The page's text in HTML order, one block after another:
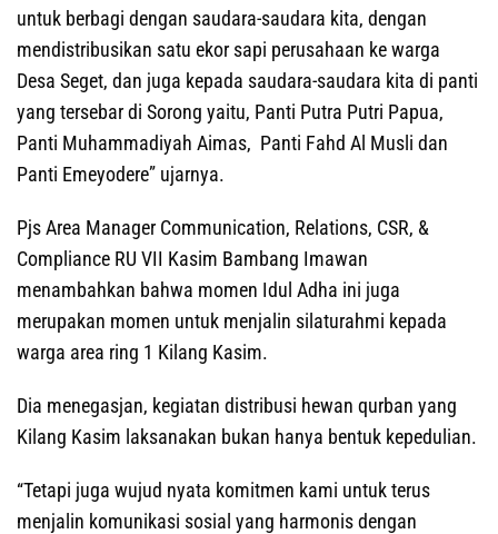
untuk berbagi dengan saudara-saudara kita, dengan
mendistribusikan satu ekor sapi perusahaan ke warga
Desa Seget, dan juga kepada saudara-saudara kita di panti
yang tersebar di Sorong yaitu, Panti Putra Putri Papua,
Panti Muhammadiyah Aimas, Panti Fahd Al Musli dan
Panti Emeyodere” ujarnya.
Pjs Area Manager Communication, Relations, CSR, &
Compliance RU VII Kasim Bambang Imawan
menambahkan bahwa momen Idul Adha ini juga
merupakan momen untuk menjalin silaturahmi kepada
warga area ring 1 Kilang Kasim.
Dia menegasjan, kegiatan distribusi hewan qurban yang
Kilang Kasim laksanakan bukan hanya bentuk kepedulian.
“Tetapi juga wujud nyata komitmen kami untuk terus
menjalin komunikasi sosial yang harmonis dengan